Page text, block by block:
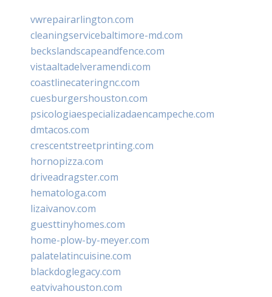
vwrepairarlington.com
cleaningservicebaltimore-md.com
beckslandscapeandfence.com
vistaaltadelveramendi.com
coastlinecateringnc.com
cuesburgershouston.com
psicologiaespecializadaencampeche.com
dmtacos.com
crescentstreetprinting.com
hornopizza.com
driveadragster.com
hematologa.com
lizaivanov.com
guesttinyhomes.com
home-plow-by-meyer.com
palatelatincuisine.com
blackdoglegacy.com
eatvivahouston.com